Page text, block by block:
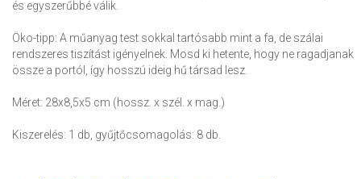
és egyszerűbbé válik.
Öko-tipp: A műanyag test sokkal tartósabb mint a fa, de szálai
rendszeres tiszítást igényelnek. Mosd ki hetente, hogy ne ragadjanak
össze a portól, így hosszú ideig hű társad lesz.
Méret: 28x8,5x5 cm (hossz. x szél. x mag.)
Kiszerelés: 1 db, gyűjtőcsomagolás: 8 db.